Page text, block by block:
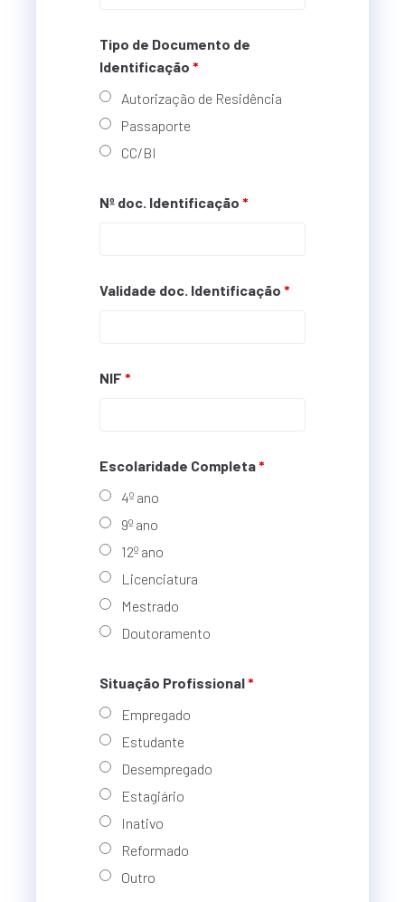
Tipo de Documento de
Identificação *
Autorização de Residência
Passaporte
CC/BI
Nº doc. Identificação *
Validade doc. Identificação *
NIF *
Escolaridade Completa*
4º ano
9º ano
12º ano
Licenciatura
Mestrado
Doutoramento
Situação Profissional*
Empregado
Estudante
Desempregado
Estagiário
Inativo
Reformado
Outro